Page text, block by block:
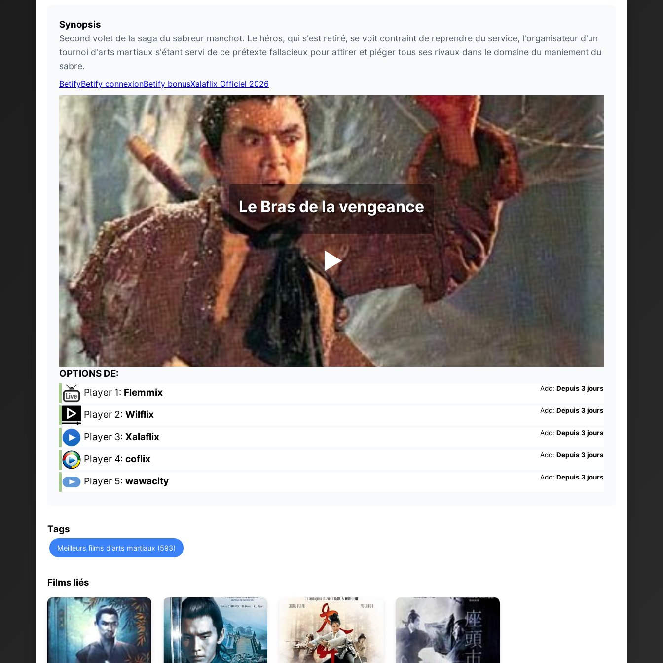
Synopsis
Second volet de la saga du sabreur manchot. Le héros, qui s'est retiré, se voit contraint de reprendre du service, l'organisateur d'un
tournoi d'arts martiaux s'étant servi de ce prétexte fallacieux pour attirer et piéger tous ses rivaux dans le domaine du maniement du
sabre.
BetifyBetify connexionBetify bonusXalaflix Officiel 2026
Le Bras de la vengeance
OPTIONS DE:
Player 1: Flemmix Add: Depuis 3 jours
Player 2: Wilflix Add: Depuis 3 jours
Player 3: Xalaflix Add: Depuis 3 jours
Player 4: coflix Add: Depuis 3 jours
Player 5: wawacity Add: Depuis 3 jours
Tags
Meilleurs films d'arts martiaux (593)
Films liés